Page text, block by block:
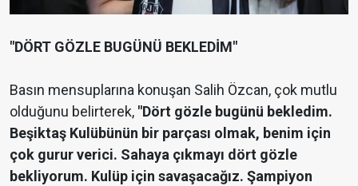
"DÖRT GÖZLE BUGÜNÜ BEKLEDİM"
Basın mensuplarına konuşan Salih Özcan, çok mutlu
olduğunu belirterek, "Dört gözle bugünü bekledim.
Beşiktaş Kulübünün bir parçası olmak, benim için
çok gurur verici. Sahaya çıkmayı dört gözle
bekliyorum. Kulüp için savaşacağız. Şampiyon